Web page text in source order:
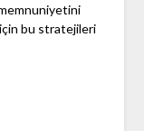
bu stratejileri